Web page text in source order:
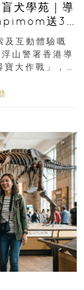
犬學苑｜導
送3
及互動體驗嘅
山警署香港導
大作戰」，家